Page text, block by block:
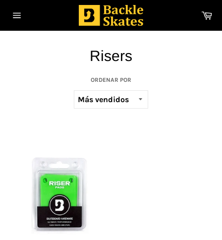
directamente
Risers
ORDENAR POR